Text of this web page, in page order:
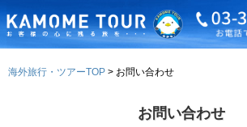
海外旅行・ツアーTOP お問い合わせ
お問い合わせ